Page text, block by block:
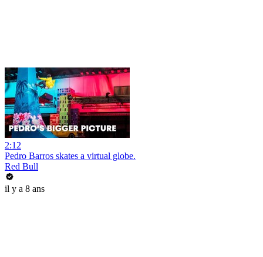
2:12
Pedro Barros skates a virtual globe.
Red Bull
il y a 8 ans